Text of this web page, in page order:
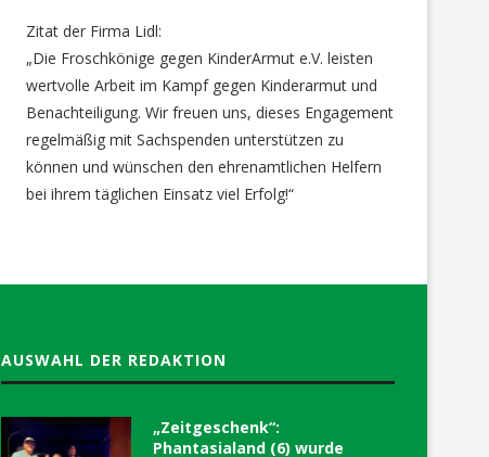
Zitat der Firma Lidl:
„Die Froschkönige gegen KinderArmut e.V. leisten
wertvolle Arbeit im Kampf gegen Kinderarmut und
Benachteiligung. Wir freuen uns, dieses Engagement
regelmäßig mit Sachspenden unterstützen zu
können und wünschen den ehrenamtlichen Helfern
bei ihrem täglichen Einsatz viel Erfolg!“
AUSWAHL DER REDAKTION
„Zeitgeschenk“:
Phantasialand (6) wurde